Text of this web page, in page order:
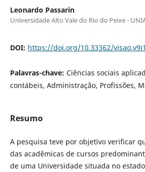
Leonardo Passarin
Universidade Alto Vale do Rio do Peixe -
DOI: https://doi.org/10.33362/
Palavras-chave: Ciências sociais
contábeis, Administração, Profissões,
Resumo
A pesquisa teve por objetivo verificar
das acadêmicas de cursos
de uma Universidade situada no